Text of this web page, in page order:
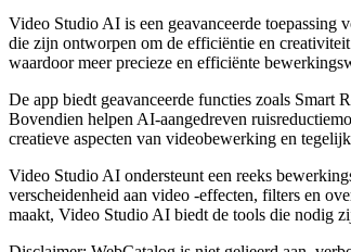
Video Studio AI is een geavanceerde toepassing
die zijn ontworpen om de efficiëntie en
waardoor meer precieze en efficiënte
De app biedt geavanceerde functies zoals Smart
Bovendien helpen AI-aangedreven
creatieve aspecten van videobewerking en
Video Studio AI ondersteunt een reeks
verscheidenheid aan video -effecten, filters en
maakt, Video Studio AI biedt de tools die nodig